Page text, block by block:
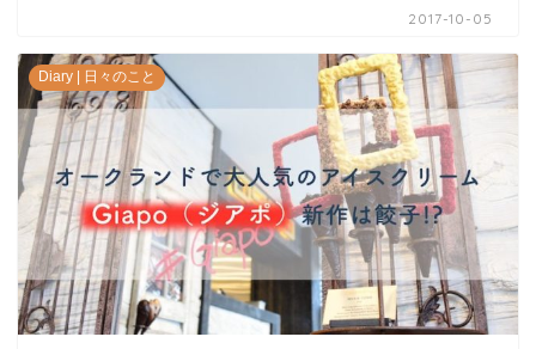
2017-10-05
Diary | 日々のこと